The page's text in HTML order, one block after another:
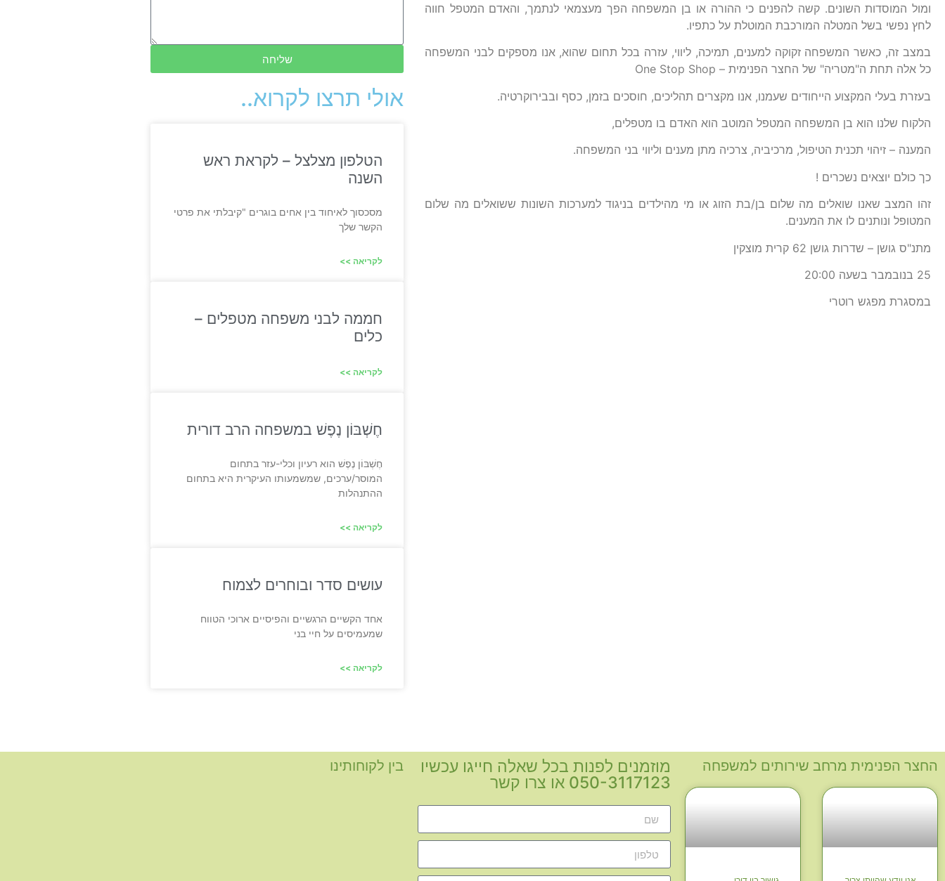
ומול המוסדות השונים. קשה להפנים כי ההורה או בן המשפחה הפך מעצמאי לנתמך, והאדם המטפל חווה
לחץ נפשי בשל המטלה המורכבת המוטלת על כתפיו.
במצב זה, כאשר המשפחה זקוקה למענים, תמיכה, ליווי, עזרה בכל תחום שהוא, אנו מספקים לבני המשפחה
כל אלה תחת ה"מטריה" של החצר הפנימית – One Stop Shop
בעזרת בעלי המקצוע הייחודים שעמנו, אנו מקצרים תהליכים, חוסכים בזמן, כסף ובבירוקרטיה.
הלקוח שלנו הוא בן המשפחה המטפל המוטב הוא האדם בו מטפלים,
המענה – זיהוי תכנית הטיפול, מרכיביה, צרכיה מתן מענים וליווי בני המשפחה.
כך כולם יוצאים נשכרים !
זהו המצב שאנו שואלים מה שלום בן/בת הזוג או מי מהילדים בניגוד למערכות השונות ששואלים מה שלום
המטופל ונותנים לו את המענים.
מתנ"ס גושן – שדרות גושן 62 קרית מוצקין
25 בנובמבר בשעה 20:00
במסגרת מפגש רוטרי
שליחה
אולי תרצו לקרוא..
הטלפון מצלצל – לקראת ראש
השנה
מסכסוך לאיחוד בין אחים בוגרים "קיבלתי את פרטי
הקשר שלך
לקריאה >>
חממה לבני משפחה מטפלים –
כלים
לקריאה >>
חֶשְׁבּוֹן נֶפֶשׁ במשפחה הרב דורית
חֶשְׁבּוֹן נֶפֶשׁ הוא רעיון וכלי-עזר בתחום
המוסר/ערכים, שמשמעותו העיקרית היא בתחום
ההתנהלות
לקריאה >>
עושים סדר ובוחרים לצמוח
אחד הקשיים הרגשיים והפיסיים ארוכי הטווח
שמעמיסים על חיי בני
לקריאה >>
החצר הפנימית מרחב שירותים למשפחה
מוזמנים לפנות בכל שאלה חייגו עכשיו
050-3117123 או צרו קשר
בין לקוחותינו